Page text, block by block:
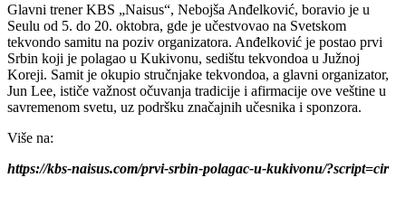
Glavni trener KBS „Naisus“, Nebojša Anđelković, boravio je u
Seulu od 5. do 20. oktobra, gde je učestvovao na Svetskom
tekvondo samitu na poziv organizatora. Anđelković je postao prvi
Srbin koji je polagao u Kukivonu, sedištu tekvondoa u Južnoj
Koreji. Samit je okupio stručnjake tekvondoa, a glavni organizator,
Jun Lee, ističe važnost očuvanja tradicije i afirmacije ove veštine u
savremenom svetu, uz podršku značajnih učesnika i sponzora.
Više na:
https://kbs-naisus.com/prvi-srbin-polagac-u-kukivonu/?script=cir